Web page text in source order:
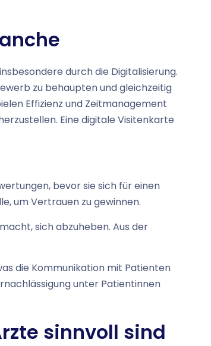
durch die Digitalisierung.
zu behaupten und gleichzeitig
Effizienz und Zeitmanagement
Eine digitale Visitenkarte
bevor sie sich für einen
um Vertrauen zu gewinnen.
sich abzuheben. Aus der
die Kommunikation mit Patienten
unter Patientinnen
sinnvoll sind